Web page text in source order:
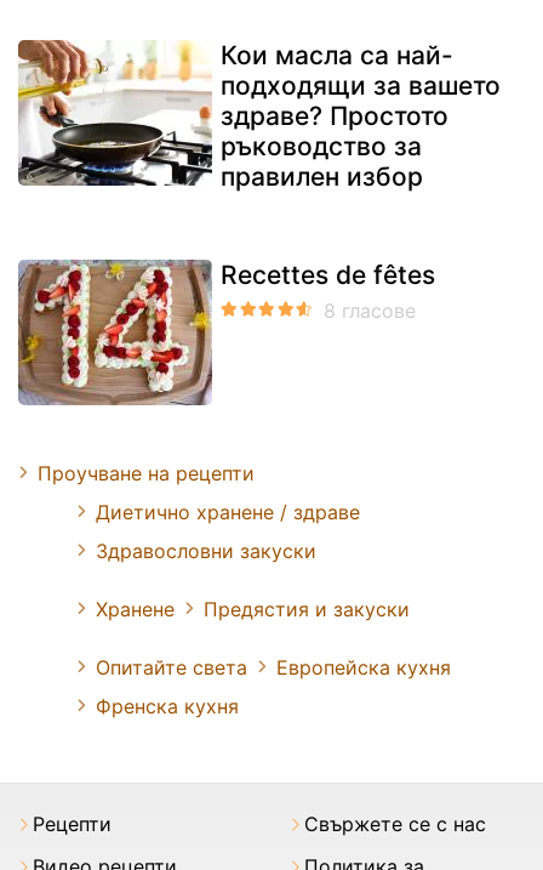
Кои масла са най-
подходящи за вашето
здраве? Простото
ръководство за
правилен избор
Recettes de fêtes
Проучване на рецепти
Диетично хранене / здраве
Здравословни закуски
Хранене Предястия и закуски
Опитайте света
Европейска кухня
Френска кухня
Рецепти
Свържете се с нас